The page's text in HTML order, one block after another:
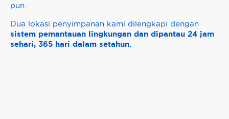
pun.
Dua lokasi penyimpanan kami dilengkapi dengan
sistem pemantauan lingkungan dan dipantau 24 jam
sehari, 365 hari dalam setahun.